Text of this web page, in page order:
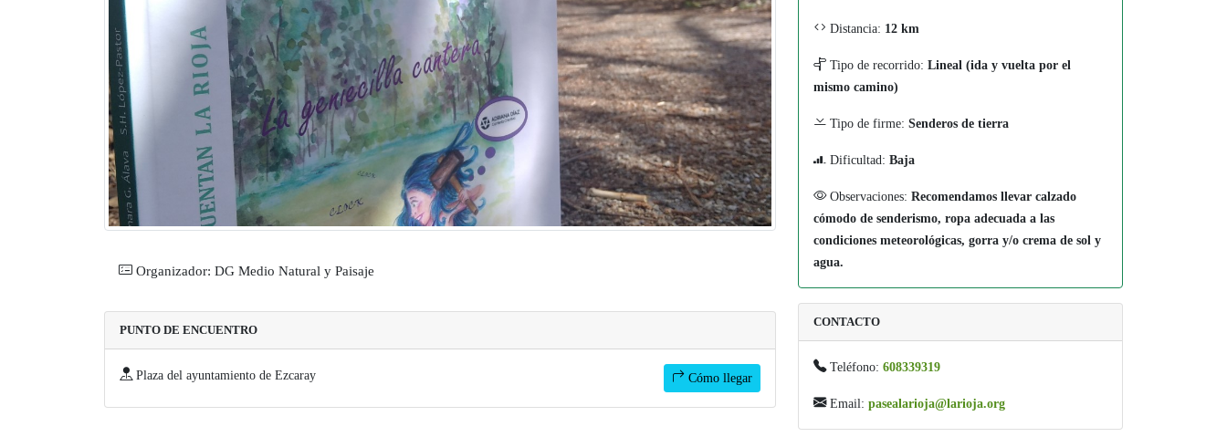
Organizador: DG Medio Natural y Paisaje
PUNTO DE ENCUENTRO
Plaza del ayuntamiento de Ezcaray Cómo llegar
Distancia: 12 km
Tipo de recorrido: Lineal (ida y vuelta por el
mismo camino)
Tipo de firme: Senderos de tierra
Dificultad: Baja
Observaciones: Recomendamos llevar calzado
cómodo de senderismo, ropa adecuada a las
condiciones meteorológicas, gorra y/o crema de sol y
agua.
CONTACTO
Teléfono: 608339319
Email: pasealarioja@larioja.org